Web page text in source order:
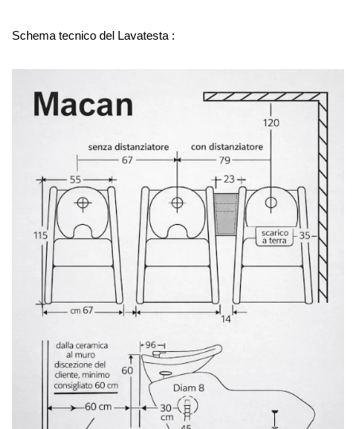
Schema tecnico del Lavatesta :